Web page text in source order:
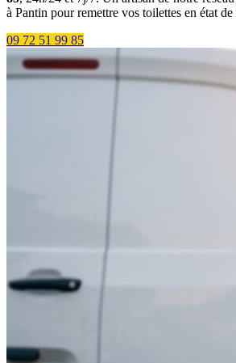
à Pantin pour remettre vos toilettes en état de
09 72 51 99 85